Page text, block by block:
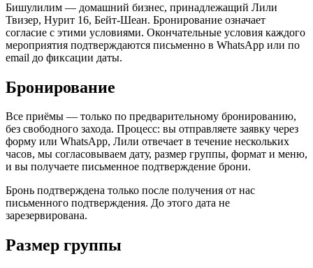
Бишулилим — домашний бизнес, принадлежащий Лили
Твизер, Нурит 16, Бейт-Шеан. Бронирование означает
согласие с этими условиями. Окончательные условия каждого
мероприятия подтверждаются письменно в WhatsApp или по
email до фиксации даты.
Бронирование
Все приёмы — только по предварительному бронированию,
без свободного захода. Процесс: вы отправляете заявку через
форму или WhatsApp, Лили отвечает в течение нескольких
часов, мы согласовываем дату, размер группы, формат и меню,
и вы получаете письменное подтверждение брони.
Бронь подтверждена только после получения от нас
письменного подтверждения. До этого дата не
зарезервирована.
Размер группы